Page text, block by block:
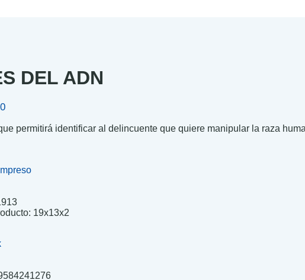
DEL ADN
Price
$17,999.00
permitirá identificar al delincuente que quiere manipular la raza
19x13x2